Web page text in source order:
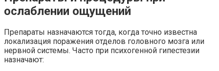
ослаблении ощущений
Препараты назначаются тогда, когда точно известна
локализация поражения отделов головного мозга или
нервной системы. Часто при психогенной гипестезии
назначают: